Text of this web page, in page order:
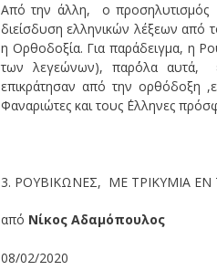
Από την άλλη, ο
διείσδυση ελληνικών λέξεων από
η Ορθοδοξία. Για παράδειγμα, η
των λεγεώνων), παρ΄όλα αυτά,
επικράτησαν από την ορθόδοξη
Φαναριώτες και τους ΄Ελληνες
3. ΡΟΥΒΙΚΩΝΕΣ, ΜΕ ΤΡΙΚΥΜΙΑ ΕΝ
από Νίκος Αδαμόπουλος
08/02/2020